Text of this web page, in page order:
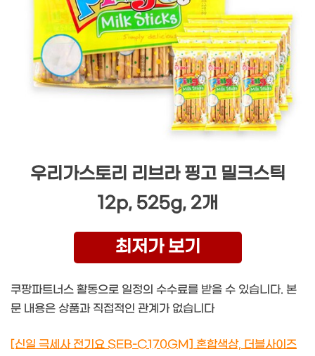
우리가스토리 리브라 핑고 밀크스틱
12p, 525g, 2개
최저가 보기
쿠팡파트너스 활동으로 일정의 수수료를 받을 수 있습니다. 본
문 내용은 상품과 직접적인 관계가 없습니다
[신일 극세사 전기요 SEB-C170GM] 혼합색상, 더블사이즈